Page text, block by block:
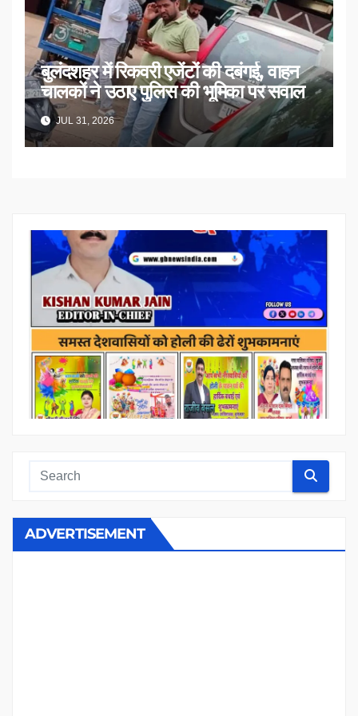
बुलंदशहर में रिकवरी एजेंटों की दबंगई, वाहन
चालकों ने उठाए पुलिस की भूमिका पर सवाल
JUL 31, 2026
ADVERTISEMENT